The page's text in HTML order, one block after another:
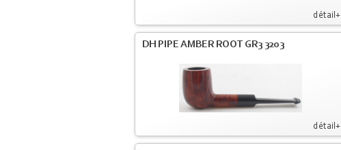
détail+
détail+
DH PIPE AMBER ROOT GR3 3203